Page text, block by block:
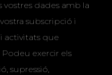
vostres dades amb la
subscripció i
activitats que
Podeu exercir els
supressió,